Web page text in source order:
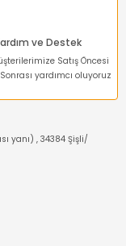
ve Destek
Satış Öncesi
yardımcı oluyoruz
yanı) , 34384 Şişli/